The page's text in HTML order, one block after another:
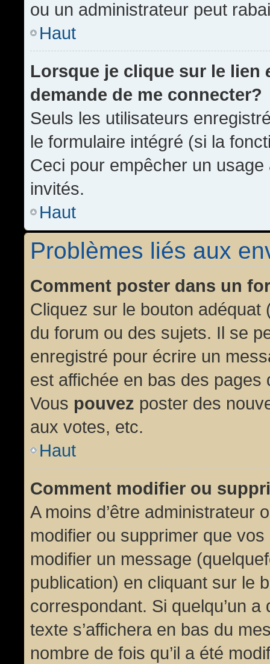
ou un administrateur peut
Haut
Lorsque je clique sur le lien
demande de me connecter?
Seuls les utilisateurs
le formulaire intégré (si la
Ceci pour empêcher un
invités.
Haut
Problèmes liés aux
Comment poster dans un
Cliquez sur le bouton
du forum ou des sujets. Il se
enregistré pour écrire un
est affichée en bas des
Vous pouvez poster des
aux votes, etc.
Haut
Comment modifier ou
A moins d’être administrateur
modifier ou supprimer que
modifier un message
publication) en cliquant sur le
correspondant. Si quelqu’un
texte s’affichera en bas du
nombre de fois qu’il a été